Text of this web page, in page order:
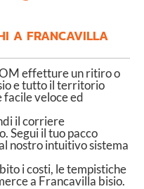
A FRANCAVILLA
effetture un ritiro o
e tutto il territorio
veloce ed
il corriere
Segui il tuo pacco
nostro intuitivo sistema
i costi, le tempistiche
a Francavilla bisio.